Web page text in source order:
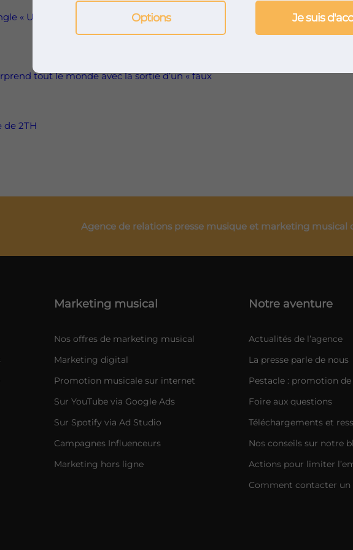
« Un message imbécile »
tout le monde avec la sortie d’un « faux
de 2TH
Agence de relations presse musique et marketing musical
Marketing musical
Nos offres de marketing musical
Marketing digital
Promotion musicale sur internet
Sur YouTube via Google Ads
Sur Spotify via Ad Studio
Campagnes Influenceurs
Marketing hors ligne
Notre aventure
Actualités de l’agence
La presse parle de nous
Pestacle : promotion
Foire aux questions
Téléchargements et
Nos conseils sur notre
Actions pour limiter
Comment contacter un
Options Je suis